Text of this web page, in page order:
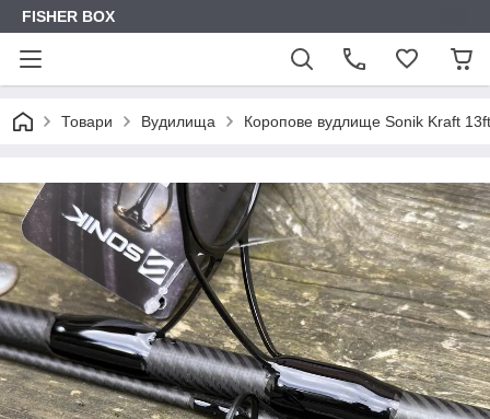
FISHER BOX
Товари Вудилища Коропове вудлище Sonik Kraft